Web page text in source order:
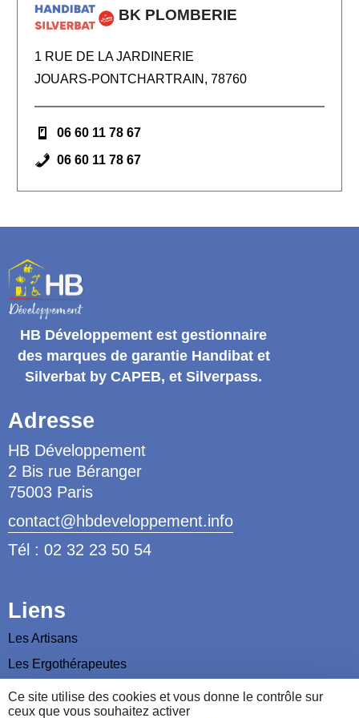
Ce site utilise des cookies et vous donne le contrôle sur
ceux que vous souhaitez activer
BK PLOMBERIE
1 RUE DE LA JARDINERIE
JOUARS-PONTCHARTRAIN, 78760
06 60 11 78 67
06 60 11 78 67
HB Développement est gestionnaire
des marques de garantie Handibat et
Silverbat by CAPEB, et Silverpass.
Adresse
HB Développement
2 Bis rue Béranger
75003 Paris
contact@hbdeveloppement.info
Tél : 02 32 23 50 54
Liens
Les Artisans
Les Ergothérapeutes
Nous contacter